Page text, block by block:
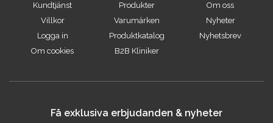
Kundtjänst
Villkor
Logga in
Om cookies
Produkter
Varumärken
Produktkatalog
B2B Kliniker
Om oss
Nyheter
Nyhetsbrev
Få exklusiva erbjudanden & nyheter